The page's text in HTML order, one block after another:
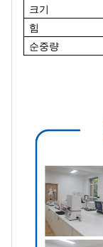
크기
힘
순중량